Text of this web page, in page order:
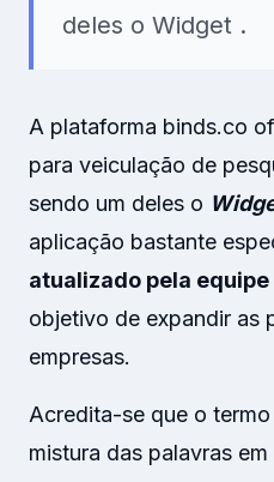
deles o Widget .
A plataforma binds.co
para veiculação de
sendo um deles o
aplicação bastante
atualizado pela
objetivo de expandir as
empresas.
Acredita-se que o termo
mistura das palavras em